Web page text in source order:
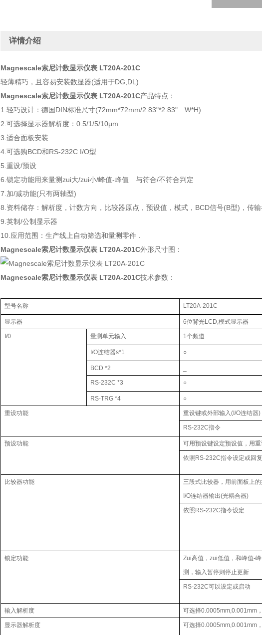
详情介绍
Magnescale索尼计数显示仪表 LT20A-201C
轻薄精巧，且容易安装数显器(适用于DG,DL)
Magnescale索尼计数显示仪表 LT20A-201C产品特点：
1.轻巧设计：德国DIN标准尺寸(72mm*72mm/2.83"*2.83" W*H)
2.可选择显示器解析度：0.5/1/5/10μm
3.适合面板安装
4.可选购BCD和RS-232C I/O型
5.重设/预设
6.锁定功能用来量测zui大/zui小/峰值-峰值 与符合/不符合判定
7.加/减功能(只有两轴型)
8.资料储存：解析度，计数方向，比较器原点，预设值，模式，BCD信号(B型)，传
9.英制/公制显示器
10.应用范围：生产线上自动筛选和量测零件．
Magnescale索尼计数显示仪表 LT20A-201C外形尺寸图：
Magnescale索尼计数显示仪表 LT20A-201C技术参数：
型号名称 LT20A-201C
显示器 6位背光LCD,模式显示器
I/0 量测单元输入 1个频道
I/O连结器s*1 ○
BCD *2
RS-232C *3 ○
RS-TRG *4 ○
重设功能 重设键或外部输入(I/O连结器)
RS-232C指令
预设功能 可用预设键设定预设值，用
依照RS-232C指令设定或回复
比较器功能
三段式比较器，用前面板上
I/O连结器输出(光耦合器)
依照RS-232C指令设定
锁定功能
Zui高值，zui低值，和峰值-
测，输入暂停则停止更新
RS-232C可以设定或启动
输入解析度 可选择0.0005mm,0.001mm
显示器解析度
可选择0.0005mm,0.001mm，